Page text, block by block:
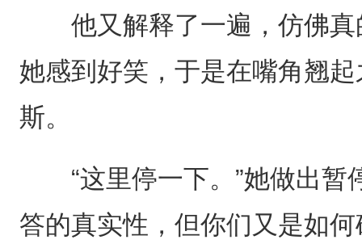
他又解释了一遍，仿佛真
她感到好笑，于是在嘴角翘
斯。
“这里停一下。”她做出暂
答的真实性，但你们又是如